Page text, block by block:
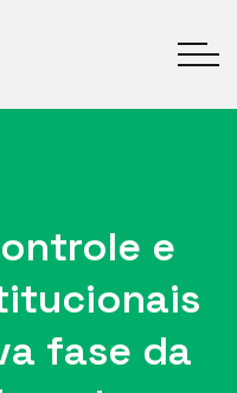
e
fase da